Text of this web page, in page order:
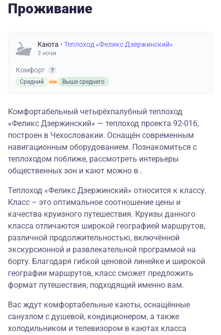
Проживание
Каюта • Теплоход «Феликс Дзержинский»
3 ночи
Комфорт
Средний Выше среднего
Комфортабельный четырёхпалубный теплоход
«Феликс Дзержинский» — теплоход проекта 92-016,
построен в Чехословакии. Оснащён современным
навигационным оборудованием. Познакомиться с
теплоходом поближе, рассмотреть интерьеры
общественных зон и кают можно в .
Теплоход «Феликс Дзержинский» относится к классу.
Класс – это оптимальное соотношение цены и
качества круизного путешествия. Круизы данного
класса отличаются широкой географией маршрутов,
различной продолжительностью, включённой
экскурсионной и развлекательной программой на
борту. Благодаря гибкой ценовой линейке и широкой
географии маршрутов, класс сможет предложить
формат путешествия, подходящий именно вам.
Вас ждут комфортабельные каюты, оснащённые
санузлом с душевой, кондиционером, а также
холодильником и телевизором в каютах класса